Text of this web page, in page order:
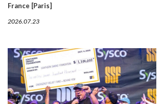
France [Paris]
2026.07.23